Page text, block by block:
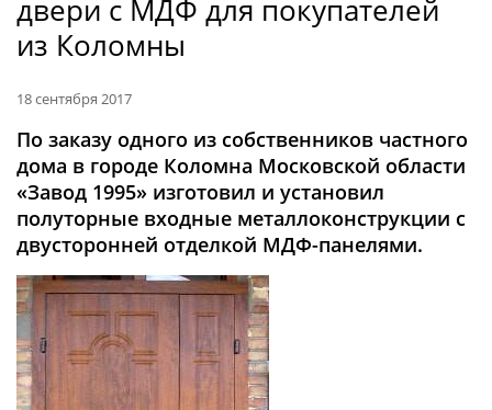
двери с МДФ для покупателей
из Коломны
18 сентября 2017
По заказу одного из собственников частного
дома в городе Коломна Московской области
«Завод 1995» изготовил и установил
полуторные входные металлоконструкции с
двусторонней отделкой МДФ-панелями.